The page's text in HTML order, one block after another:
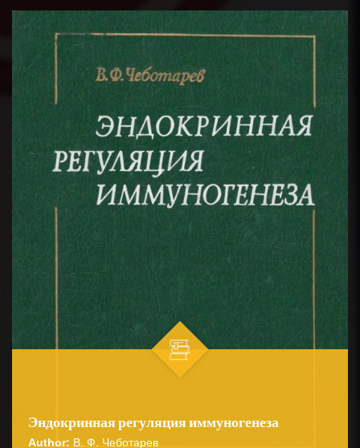
В книге представлены материалы о деятельности
различных отделов пищеварительного тракта при
физиологической беременности...
BATAFSIL...
Эндокринная регуляция иммуногенеза
Author: В. Ф. Чеботарев